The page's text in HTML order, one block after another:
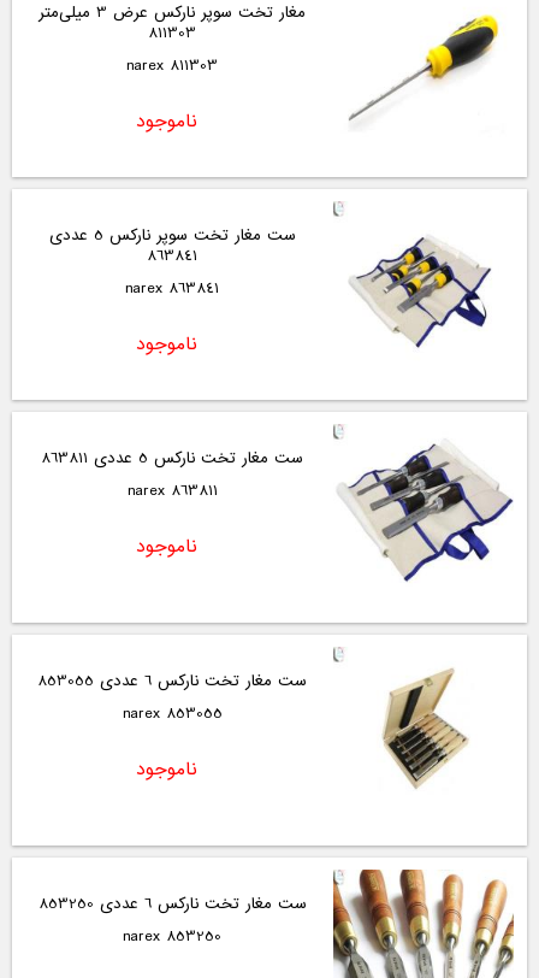
مغار تخت سوپر نارکس عرض 3 میلی‌متر
811303
811303 narex
ناموجود
ست مغار تخت سوپر نارکس 5 عددی
863841
863841 narex
ناموجود
ست مغار تخت نارکس 5 عددی 863811
863811 narex
ناموجود
ست مغار تخت نارکس 6 عددی 853055
853055 narex
ناموجود
ست مغار تخت نارکس 6 عددی 853250
853250 narex